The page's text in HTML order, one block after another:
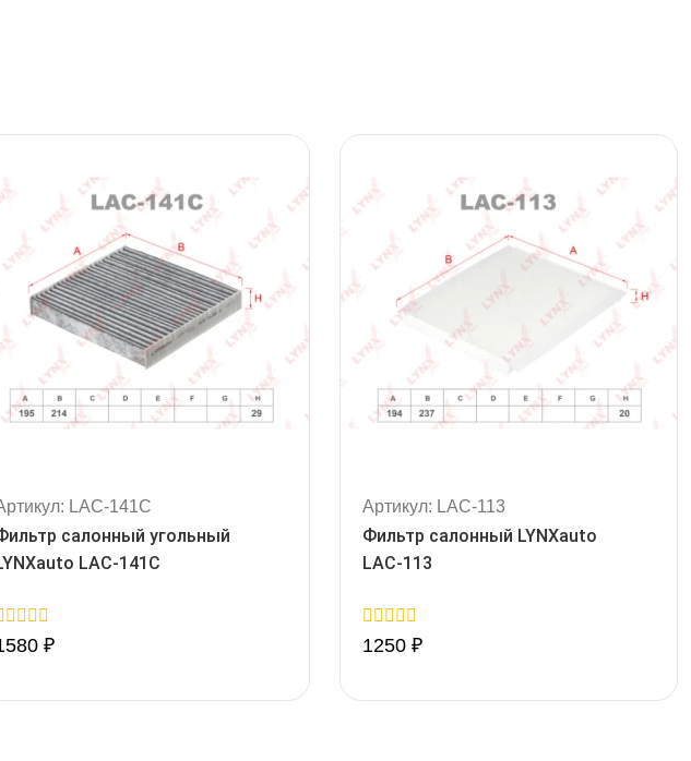
LAC-141C
салонный угольный
LAC-141C
₽
Артикул: LAC-113
Фильтр салонный LYNXauto
LAC-113
0
1250 ₽